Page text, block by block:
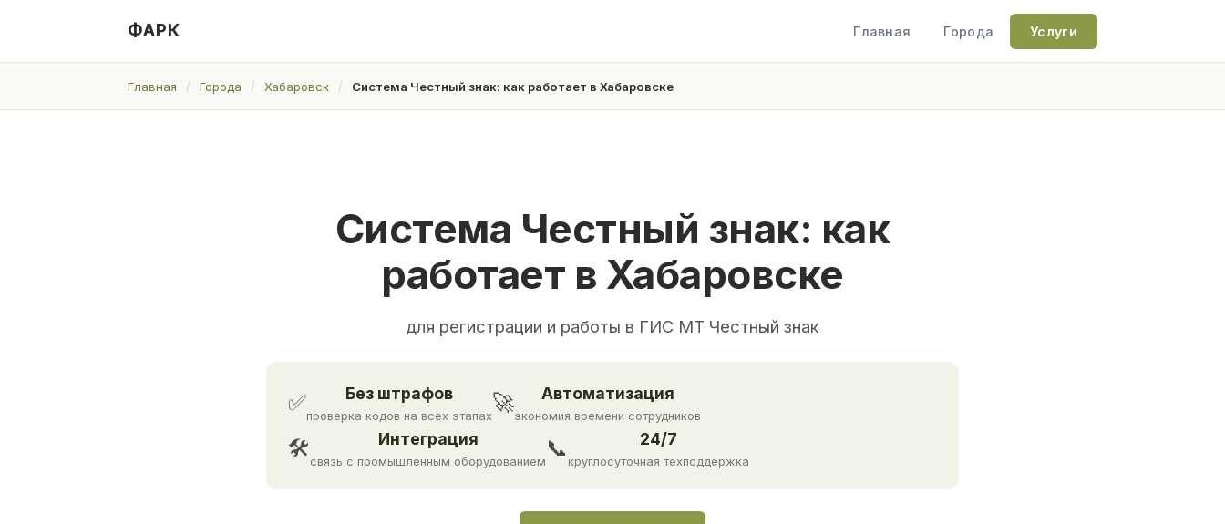
ФАРК Главная Города Услуги
Главная Города Хабаровск Система Честный знак: как работает в Хабаровске
Система Честный знак: как
работает в Хабаровске
для регистрации и работы в ГИС МТ Честный знак
✅ Без штрафов
проверка кодов на всех этапах
🚀 Автоматизация
экономия времени сотрудников
🛠 Интеграция
связь с промышленным оборудованием
📞 24/7
круглосуточная техподдержка